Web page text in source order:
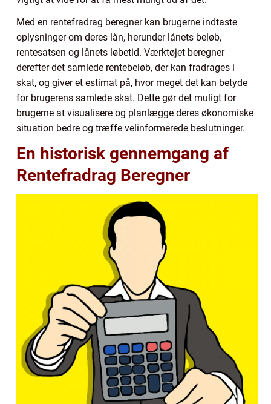
Med en rentefradrag beregner kan brugerne indtaste
oplysninger om deres lån, herunder lånets beløb,
rentesatsen og lånets løbetid. Værktøjet beregner
derefter det samlede rentebeløb, der kan fradrages i
skat, og giver et estimat på, hvor meget det kan betyde
for brugerens samlede skat. Dette gør det muligt for
brugerne at visualisere og planlægge deres økonomiske
situation bedre og træffe velinformerede beslutninger.
En historisk gennemgang af
Rentefradrag Beregner